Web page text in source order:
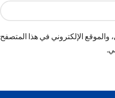
والموقع الإلكتروني في هذا المتصفح